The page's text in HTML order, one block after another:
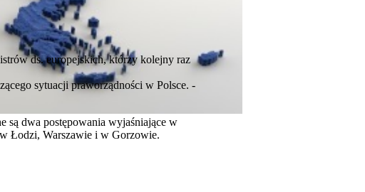
ds. europejskich, którzy kolejny raz
sytuacji praworządności w Polsce. -
są dwa postępowania wyjaśniające w
Łodzi, Warszawie i w Gorzowie.